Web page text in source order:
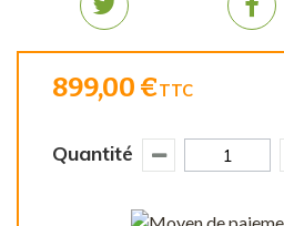
899,00 €TTC
Quantité